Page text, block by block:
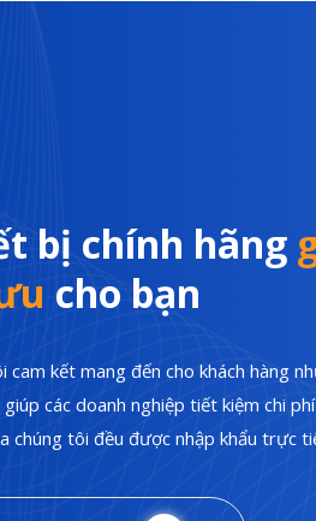
bị chính hãng
cho bạn
cam kết mang đến cho khách hàng
các doanh nghiệp tiết kiệm chi
chúng tôi đều được nhập khẩu trực